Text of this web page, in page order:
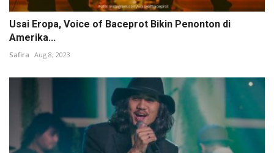
Usai Eropa, Voice of Baceprot Bikin Penonton di
Amerika...
Safira Aug 8, 2023